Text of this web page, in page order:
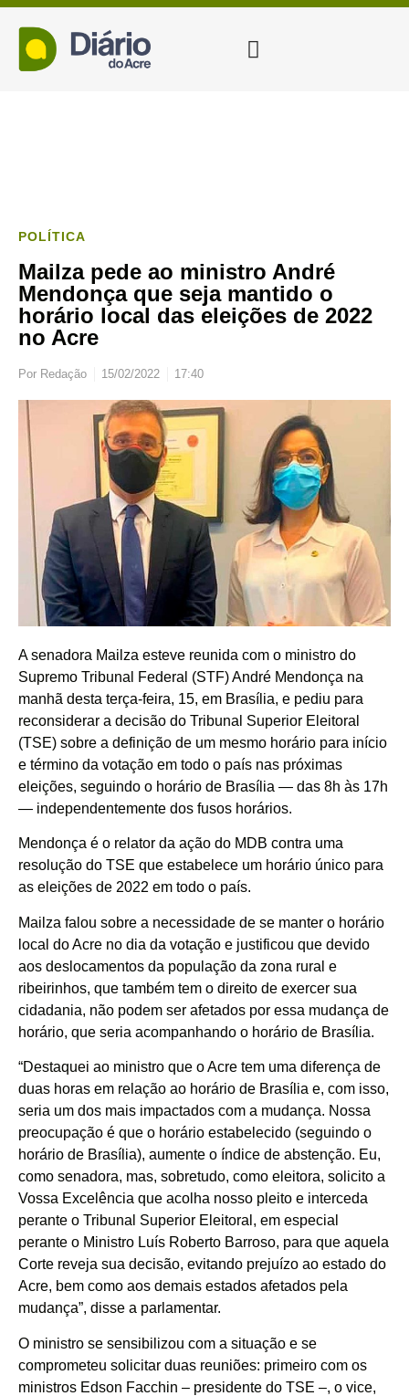
POLÍTICA
Mailza pede ao ministro André
Mendonça que seja mantido o
horário local das eleições de 2022
no Acre
Por Redação 15/02/2022 17:40
A senadora Mailza esteve reunida com o ministro do
Supremo Tribunal Federal (STF) André Mendonça na
manhã desta terça-feira, 15, em Brasília, e pediu para
reconsiderar a decisão do Tribunal Superior Eleitoral
(TSE) sobre a definição de um mesmo horário para início
e término da votação em todo o país nas próximas
eleições, seguindo o horário de Brasília — das 8h às 17h
— independentemente dos fusos horários.
Mendonça é o relator da ação do MDB contra uma
resolução do TSE que estabelece um horário único para
as eleições de 2022 em todo o país.
Mailza falou sobre a necessidade de se manter o horário
local do Acre no dia da votação e justificou que devido
aos deslocamentos da população da zona rural e
ribeirinhos, que também tem o direito de exercer sua
cidadania, não podem ser afetados por essa mudança de
horário, que seria acompanhando o horário de Brasília.
“Destaquei ao ministro que o Acre tem uma diferença de
duas horas em relação ao horário de Brasília e, com isso,
seria um dos mais impactados com a mudança. Nossa
preocupação é que o horário estabelecido (seguindo o
horário de Brasília), aumente o índice de abstenção. Eu,
como senadora, mas, sobretudo, como eleitora, solicito a
Vossa Excelência que acolha nosso pleito e interceda
perante o Tribunal Superior Eleitoral, em especial
perante o Ministro Luís Roberto Barroso, para que aquela
Corte reveja sua decisão, evitando prejuízo ao estado do
Acre, bem como aos demais estados afetados pela
mudança”, disse a parlamentar.
O ministro se sensibilizou com a situação e se
comprometeu solicitar duas reuniões: primeiro com os
ministros Edson Facchin – presidente do TSE –, o vice,